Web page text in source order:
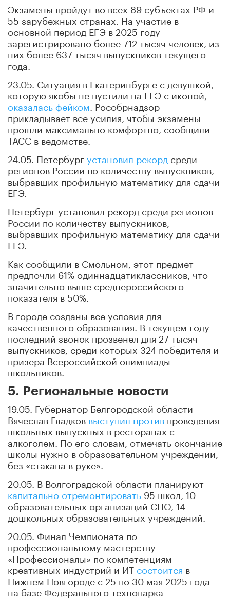
Экзамены пройдут во всех 89 субъектах РФ и
55 зарубежных странах. На участие в
основной период ЕГЭ в 2025 году
зарегистрировано более 712 тысяч человек, из
них более 637 тысяч выпускников текущего
года.
23.05. Ситуация в Екатеринбурге с девушкой,
которую якобы не пустили на ЕГЭ с иконой,
оказалась фейком . Рособрнадзор
прикладывает все усилия, чтобы экзамены
прошли максимально комфортно, сообщили
ТАСС в ведомстве.
24.05. Петербургустановил рекорд среди
регионов России по количеству выпускников,
выбравших профильную математику для сдачи
ЕГЭ.
Петербург установил рекорд среди регионов
России по количеству выпускников,
выбравших профильную математику для сдачи
ЕГЭ.
Как сообщили в Смольном, этот предмет
предпочли 61% одиннадцатиклассников, что
значительно выше среднероссийского
показателя в 50%.
В городе созданы все условия для
качественного образования. В текущем году
последний звонок прозвенел для 27 тысяч
выпускников, среди которых 324 победителя и
призера Всероссийской олимпиады
школьников.
5. Региональные новости
19.05. Губернатор Белгородской области
Вячеслав Гладков выступил против проведения
школьных выпускных в ресторанах с
алкоголем. По его словам, отмечать окончание
школы нужно в образовательном учреждении,
без «стакана в руке».
20.05. В Волгоградской области планируют
капитально отремонтировать 95 школ, 10
образовательных организаций СПО, 14
дошкольных образовательных учреждений.
20.05. Финал Чемпионата по
профессиональному мастерству
«Профессионалы» по компетенциям
креативных индустрий и ИТ состоится в
Нижнем Новгороде с 25 по 30 мая 2025 года
на базе Федерального технопарка